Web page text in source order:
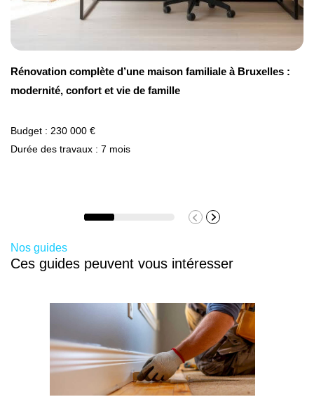
Rénovation complète d’une maison familiale à Bruxelles :
modernité, confort et vie de famille
Budget : 230 000 €
Durée des travaux : 7 mois
Nos guides
Ces guides peuvent vous intéresser